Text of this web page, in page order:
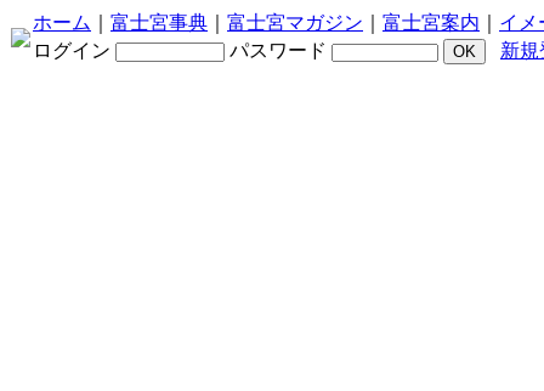
ホーム 富士宮事典 富士宮マガジン 富士宮案内
イメ
ログイン
パスワード 新規